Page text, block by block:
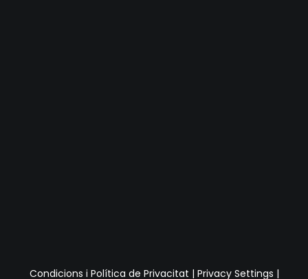
Condicions i Política de Privacitat | Privacy Settings |